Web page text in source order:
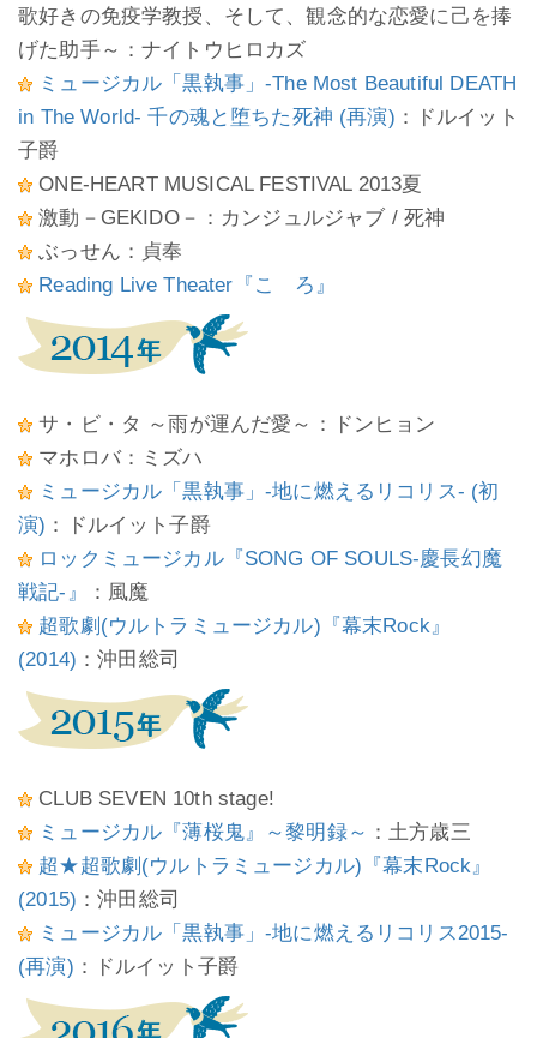
歌好きの免疫学教授、そして、観念的な恋愛に己を捧
げた助手～：ナイトウヒロカズ
ミュージカル「黒執事」-The Most Beautiful DEATH
in The World- 千の魂と堕ちた死神 (再演) ：ドルイット
子爵
ONE-HEART MUSICAL FESTIVAL 2013夏
激動－GEKIDO－：カンジュルジャブ / 死神
ぶっせん：貞奉
Reading Live Theater『こゝろ』
サ・ビ・タ ～雨が運んだ愛～：ドンヒョン
マホロバ：ミズハ
ミュージカル「黒執事」-地に燃えるリコリス- (初
演) ：ドルイット子爵
ロックミュージカル『SONG OF SOULS-慶長幻魔
戦記-』
：風魔
超歌劇(ウルトラミュージカル)『幕末Rock』
(2014) ：沖田総司
CLUB SEVEN 10th stage!
ミュージカル『薄桜鬼』～黎明録～ ：土方歳三
超★超歌劇(ウルトラミュージカル)『幕末Rock』
(2015) ：沖田総司
ミュージカル「黒執事」-地に燃えるリコリス2015-
(再演) ：ドルイット子爵